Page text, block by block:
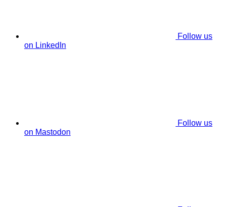
Follow us
on LinkedIn
Follow us
on Mastodon